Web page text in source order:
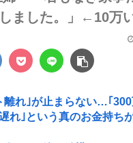
ました。」←10万
離れ｣が止まらない…｢
れ｣という真のお金持ち